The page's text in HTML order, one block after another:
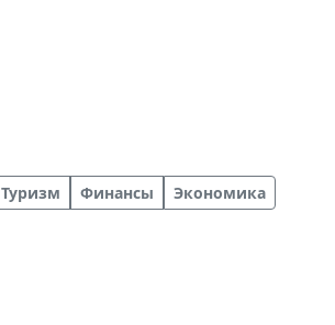
Туризм Финансы
Экономика